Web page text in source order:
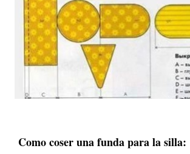
Como coser una funda para la silla: